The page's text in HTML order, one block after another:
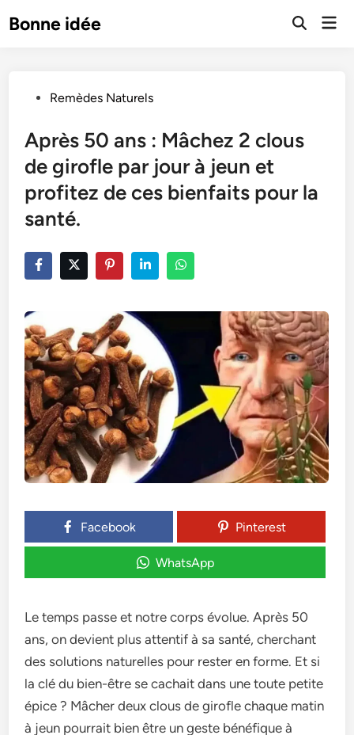
toBonne idée
Open
PostedRemèdes Naturels
Après 50 ans : Mâchez 2 clous
de girofle par jour à jeun et
profitez de ces bienfaits pour la
santé.
Facebook Pinterest
WhatsApp
Le temps passe et notre corps évolue. Après 50
ans, on devient plus attentif à sa santé, cherchant
des solutions naturelles pour rester en forme. Et si
la clé du bien-être se cachait dans une toute petite
épice ? Mâcher deux clous de girofle chaque matin
à jeun pourrait bien être un geste bénéfique à